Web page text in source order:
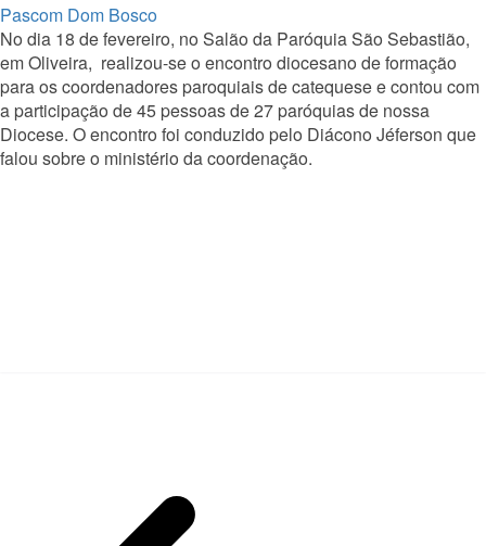
Pascom Dom Bosco
No dia 18 de fevereiro, no Salão da Paróquia São Sebastião,
em Oliveira, realizou-se o encontro diocesano de formação
para os coordenadores paroquiais de catequese e contou com
a participação de 45 pessoas de 27 paróquias de nossa
Diocese. O encontro foi conduzido pelo Diácono Jéferson que
falou sobre o ministério da coordenação.